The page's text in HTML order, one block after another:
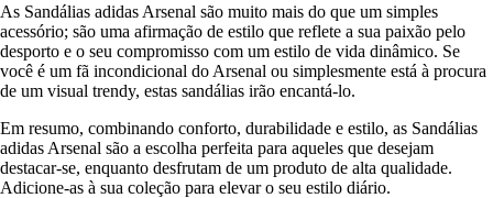
As Sandálias adidas Arsenal são muito mais do que um simples
acessório; são uma afirmação de estilo que reflete a sua paixão pelo
desporto e o seu compromisso com um estilo de vida dinâmico. Se
você é um fã incondicional do Arsenal ou simplesmente está à procura
de um visual trendy, estas sandálias irão encantá-lo.
Em resumo, combinando conforto, durabilidade e estilo, as Sandálias
adidas Arsenal são a escolha perfeita para aqueles que desejam
destacar-se, enquanto desfrutam de um produto de alta qualidade.
Adicione-as à sua coleção para elevar o seu estilo diário.